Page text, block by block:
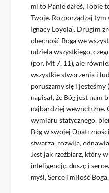
mi to Panie dałeś, Tobie
Twoje. Rozporządzaj tym
Ignacy Loyola). Drugim
obecność Boga we
udziela wszystkiego,
(por. Mt 7, 11), ale
wszystkie stworzenia i
poruszamy się i jesteśmy
napisał, że Bóg jest nam
najbardziej wewnętrzne.
wymiaru statycznego,
Bóg w swojej
stwarza, rozwija,
Jest jak rzeźbiarz, który
inteligencję, duszę i
myśl, Serce i miłość Boga.